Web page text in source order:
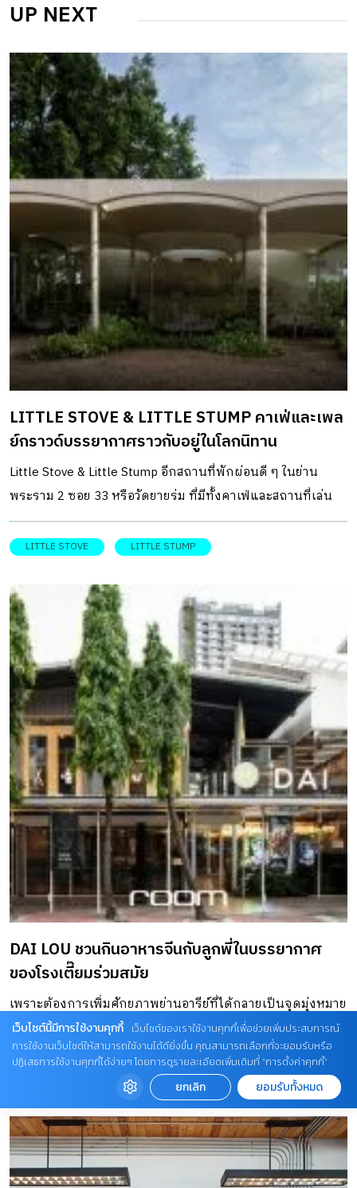
UP NEXT
LITTLE STOVE & LITTLE STUMP คาเฟ่และเพล
ย์กราวด์บรรยากาศราวกับอยู่ในโลกนิทาน
Little Stove & Little Stump อีกสถานที่พักผ่อนดี ๆ ในย่าน
พระราม 2 ซอย 33 หรือวัดยายร่ม ที่มีทั้งคาเฟ่และสถานที่เล่น
ของเด็ก ๆ ตอบโจทย์คนทุกวัย โดยเฉพาะกลุ่มครอบครัวที่กำลัง
มองหาพื้นที่สำหรับมาใช้เวลาคุณภาพร่วมกันในวันหยุด
พราว-พราว พุทธิธรกุล สถาปนิกผู้ออกแบบโครงการ Little
Stove & Little Stump จาก NITAPROW Architects และคุณ
พีช-วงศ์ณิชา วงศ์สืบชาติ สองพาร์ตเนอร์จากทั้งหมด 5 ท่าน
เล่าถึงที่มาของที่นี่ให้ฟังว่า เริ่มต้นมาจากครอบครัวของทั้งคุณ
พราวและคุณพีชที่ต่างก็เป็นคุณแม่ จึงมีความเห็นร่วมกันว่า
ควรมีพื้นที่สาธารณะที่อำนวยความสะดวกให้แก่ครอบครัวที่มี
ลูกเล็ก ๆ จากแนวคิดดังกล่าวจึงนำมาคุยกันในกลุ่มพาร์ตเนอร์
ว่า เมื่อเด็ก ๆ อ่านหนังสือ พวกเขามักจินตนาการเป็นเรื่องราว
ต่าง ๆ จึงเห็นว่า “นิทาน” เป็นการสื่อสารที่ดีสำหรับเด็ก เกิด
เป็นแนวคิดการสร้างนิทานที่เกี่ยวข้องกับที่นี่ ด้วยการติดต่อไป
ยังสำนักพิมพ์สานอักษร แล้วเล่าไอเดียให้แก่นักเขียนนิทานและ
นักวาดภาพประกอบฟัง โดยมีแรงบันดาลใจมาจากสถานที่จริง
จนเกิดหนังสือนิทานเรื่อง “บ้านตอไม้กับสหายนักซ่อม” […]
LITTLE STOVE LITTLE STUMP
DAI LOU ชวนกินอาหารจีนกับลูกพี่ในบรรยากาศ
ของโรงเตี๊ยมร่วมสมัย
เพราะต้องการเพิ่มศักยภาพย่านอารีย์ที่ได้กลายเป็นจุดมุ่งหมาย
ใหม่ของคนเมืองและชาวออฟฟิศทั้งช่วงกลางวันและกลางคืน
ด้วยการสร้างคอมมูนิตีที่รวม ร้านอาหารอารีย์ สไตล์อาหารจีน
ร้านตัดผม และร้านตัดขนสุนัขเข้าไว้ด้วยกัน ผ่านการรีโนเว
ตบ้านไม้หลังเก่า พร้อมกับสร้างอาคารใหม่เพื่อเชื่อมเป็นพื้นที่
เดียว เกิดเป็นร้านอาหารจีนนาม Dai Lou หรือ ไต่โหล ไต่โหล ใน
ภาษาจีนมีความหมายว่า “พี่ใหญ่” ชวนให้นึกถึงบรรยากาศ
โรงเตี๊ยมที่มีเจ้าพ่อผู้ทรงอิทธิพลมานั่งรับประทานอาหาร เเล้ว
ร้านอาหารอารีย์
เว็บไซต์นี้มีการใช้งานคุกกี้
เว็บไซต์ของเราใช้งานคุกกี้เพื่อช่วยเพิ่มประสบการณ์
การใช้งานเว็บไซต์ให้สามารถใช้งานได้ดียิ่งขึ้น คุณสามารถเลือกที่จะยอมรับหรือ
ปฏิเสธการใช้งานคุกกี้ได้ง่ายๆ โดยการดูรายละเอียดเพิ่มเติมที่ “การตั้งค่าคุกกี้”
ยกเลิก ยอมรับทั้งหมด